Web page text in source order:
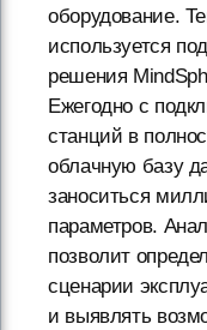
оборудование.
используется
решения
Ежегодно с
станций в
облачную базу
заноситься
параметров.
позволит
сценарии
и выявлять